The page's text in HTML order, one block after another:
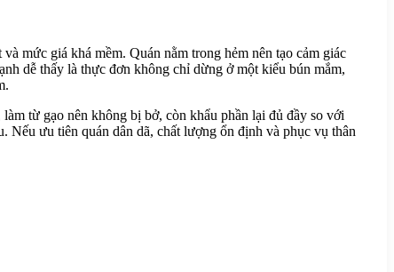
mức giá khá mềm. Quán nằm trong hẻm nên tạo cảm giác
dễ thấy là thực đơn không chỉ dừng ở một kiểu bún mắm,
từ gạo nên không bị bở, còn khẩu phần lại đủ đầy so với
ưu tiên quán dân dã, chất lượng ổn định và phục vụ thân